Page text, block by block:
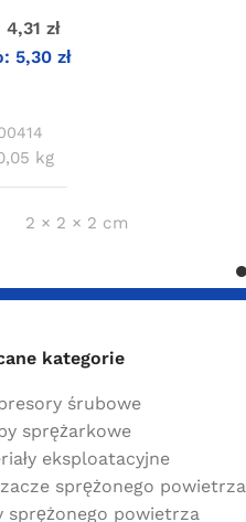
4,31zł
5,30zł
kg
2 × 2 × 2 cm
kategorie
śrubowe
sprężarkowe
eksploatacyjne
sprężonego powietrza
sprężonego powietrza